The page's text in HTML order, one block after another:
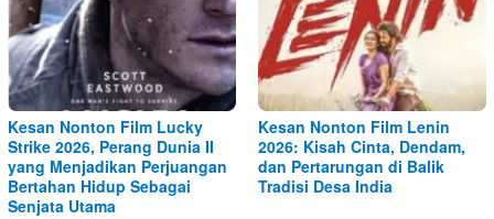
Kesan Nonton Film Lucky
Strike 2026, Perang Dunia II
yang Menjadikan Perjuangan
Bertahan Hidup Sebagai
Senjata Utama
Kesan Nonton Film Lenin
2026: Kisah Cinta, Dendam,
dan Pertarungan di Balik
Tradisi Desa India